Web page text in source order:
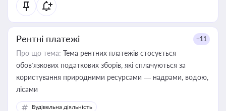
Рентні платежі +11
Про що тема: Тема рентних платежів стосується
обов’язкових податкових зборів, які сплачуються за
користування природними ресурсами — надрами, водою,
лісами
Будівельна діяльність